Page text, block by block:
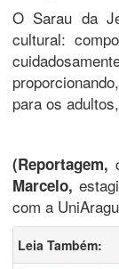
O Sarau da
cultural:
para os
(Reportagem,
Marcelo,
com a
Leia Também: